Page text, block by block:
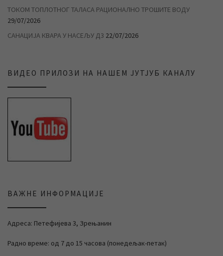
ТОКОМ ТОПЛОТНОГ ТАЛАСА РАЦИОНАЛНО ТРОШИТЕ ВОДУ
29/07/2026
САНАЦИЈА КВАРА У НАСЕЉУ Д3 22/07/2026
ВИДЕО ПРИЛОЗИ НА НАШЕМ ЈУТЈУБ КАНАЛУ
ВАЖНЕ ИНФОРМАЦИЈЕ
Адреса: Петефијева 3, Зрењанин
Радно време: од 7 до 15 часова (понедељак-петак)